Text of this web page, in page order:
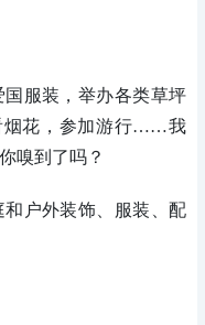
服装，举办各类草坪
烟花，参加游行……我
嗅到了吗？
户外装饰、服装、配